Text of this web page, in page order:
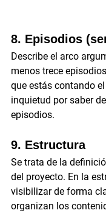
8. Episodios
Describe el arco
menos trece
que estás contando
inquietud por saber
episodios.
9. Estructura
Se trata de la
del proyecto. En la
visibilizar de forma
organizan los